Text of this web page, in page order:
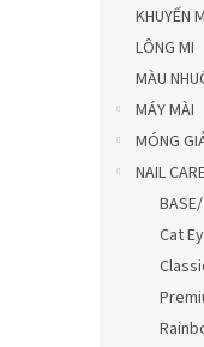
KHUYẾN
LÔNG MI
MÀU
MÁY MÀI
MÓNG
NAIL
Cat